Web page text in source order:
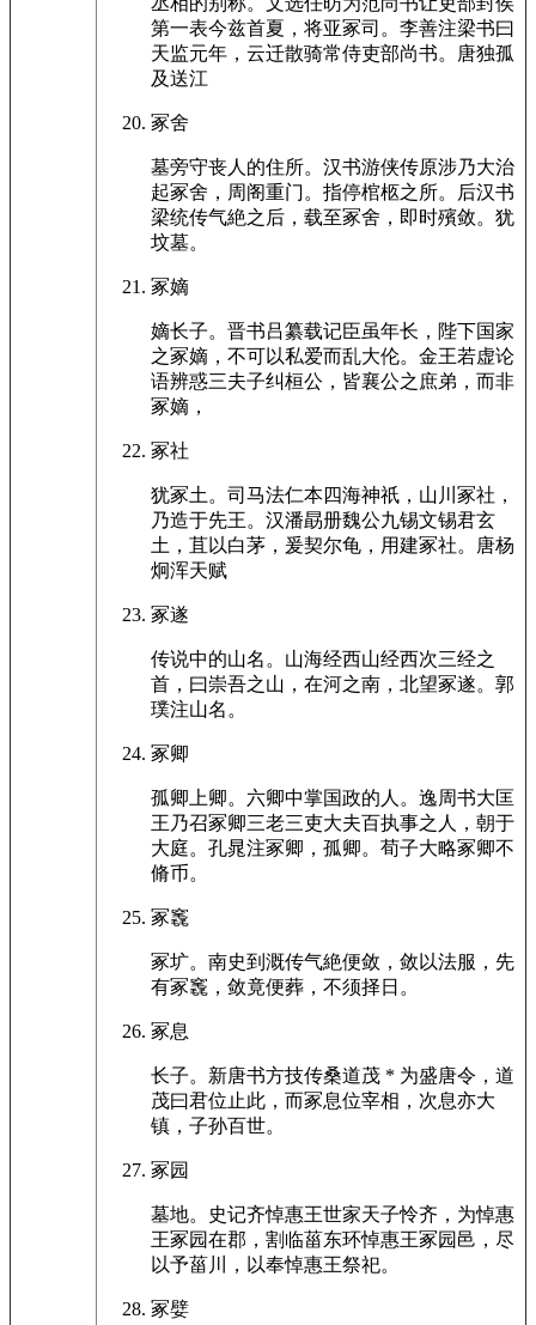
第一表今兹首夏，将亚冢司。李善注梁书曰
天监元年，云迁散骑常侍吏部尚书。唐独孤
及送江
冢舍
墓旁守丧人的住所。汉书游侠传原涉乃大治
起冢舍，周阁重门。指停棺柩之所。后汉书
梁统传气絶之后，载至冢舍，即时殯敛。犹
坟墓。
冢嫡
嫡长子。晋书吕纂载记臣虽年长，陛下国家
之冢嫡，不可以私爱而乱大伦。金王若虚论
语辨惑三夫子纠桓公，皆襄公之庶弟，而非
冢嫡，
冢社
犹冢土。司马法仁本四海神祇，山川冢社，
乃造于先王。汉潘勗册魏公九锡文锡君玄
土，苴以白茅，爰契尔龟，用建冢社。唐杨
炯浑天赋
冢遂
传说中的山名。山海经西山经西次三经之
首，曰崇吾之山，在河之南，北望冢遂。郭
璞注山名。
冢卿
孤卿上卿。六卿中掌国政的人。逸周书大匡
王乃召冢卿三老三吏大夫百执事之人，朝于
大庭。孔晁注冢卿，孤卿。荀子大略冢卿不
脩币。
冢竁
冢圹。南史到溉传气絶便敛，敛以法服，先
有冢竁，敛竟便葬，不须择日。
冢息
长子。新唐书方技传桑道茂 * 为盛唐令，道
茂曰君位止此，而冢息位宰相，次息亦大
镇，子孙百世。
冢园
墓地。史记齐悼惠王世家天子怜齐，为悼惠
王冢园在郡，割临菑东环悼惠王冢园邑，尽
以予菑川，以奉悼惠王祭祀。
冢嬖